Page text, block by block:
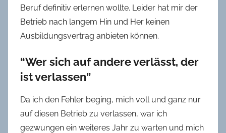
Beruf definitiv erlernen wollte. Leider hat mir der
Betrieb nach langem Hin und Her keinen
Ausbildungsvertrag anbieten können.
“Wer sich auf andere verlässt, der
ist verlassen”
Da ich den Fehler beging, mich voll und ganz nur
auf diesen Betrieb zu verlassen, war ich
gezwungen ein weiteres Jahr zu warten und mich